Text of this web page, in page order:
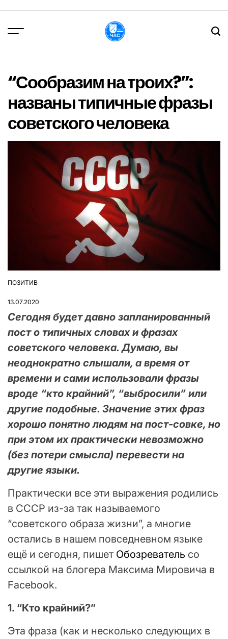
вмісту
“Сообразим на троих?”:
названы типичные фразы
советского человека
ОПУБЛІКУВАТИ
ПОЗИТИВ
13.07.2020
Сегодня будет давно запланированный
пост о типичных словах и фразах
советского человека. Думаю, вы
неоднократно слышали, а время от
времени и сами использовали фразы
вроде “кто крайний”, “выбросили” или
другие подобные. Значение этих фраз
хорошо понятно людям на пост-совке, но
при этом их практически невозможно
(без потери смысла) перевести на
другие языки.
Практически все эти выражения родились
в СССР из-за так называемого
“советского образа жизни”, а многие
остались в нашем повседневном языке
ещё и сегодня, пишет Обозреватель со
ссылкой на блогера Максима Мировича в
Facebook.
1. “Кто крайний?”
Эта фраза (как и несколько следующих в